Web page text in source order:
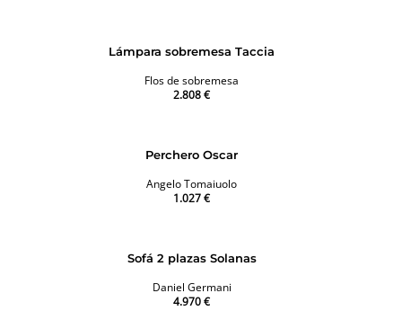
Lámpara sobremesa Taccia
Flos de sobremesa
2.808 €
Perchero Oscar
Angelo Tomaiuolo
1.027 €
Sofá 2 plazas Solanas
Daniel Germani
4.970 €